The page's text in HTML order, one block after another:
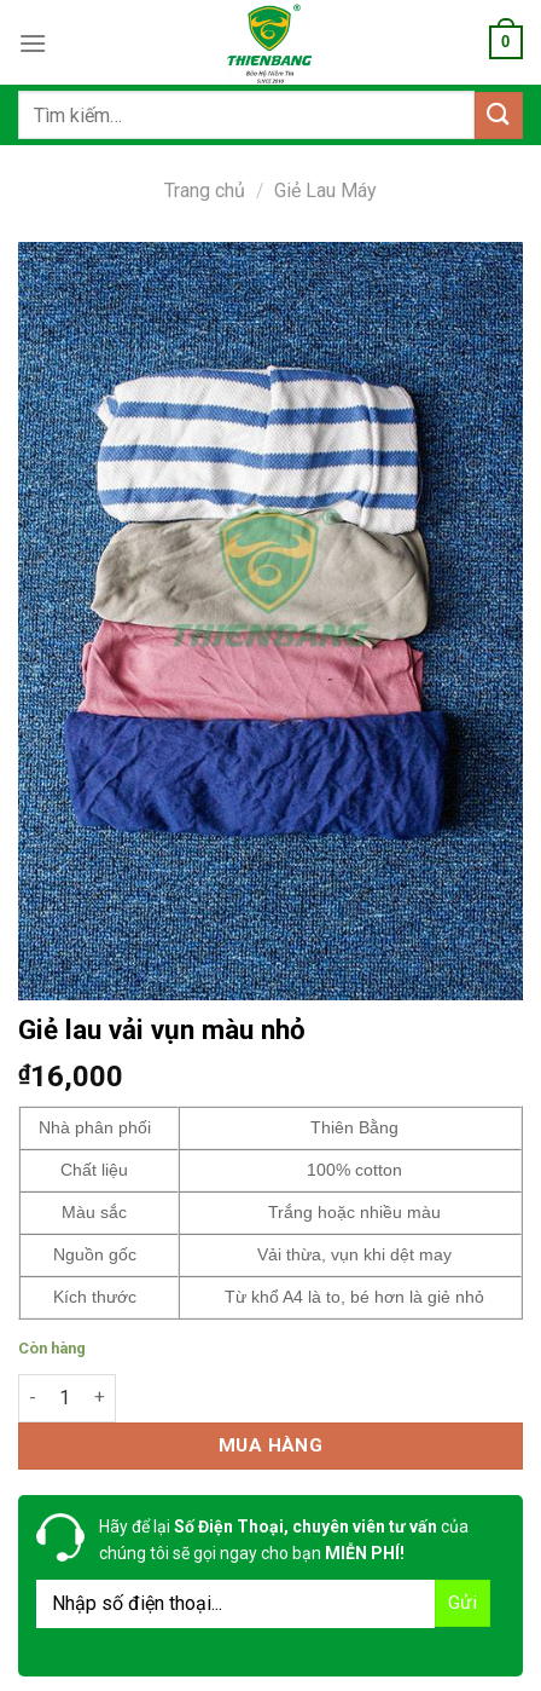
qua
dung
0
Tìm
Trang chủ / Giẻ Lau Máy
Giẻ lau vải vụn màu nhỏ
₫16,000
Nhà phân phối Thiên Bằng
Chất liệu 100% cotton
Màu sắc Trắng hoặc nhiều màu
Nguồn gốc Vải thừa, vụn khi dệt may
Kích thước Từ khổ A4 là to, bé hơn là giẻ nhỏ
Còn hàng
Giẻ lau vải vụn màu nhỏ số lượng
MUA HÀNG
Hãy để lại Số Điện Thoại, chuyên viên tư vấn của
chúng tôi sẽ gọi ngay cho bạn MIỄN PHÍ!